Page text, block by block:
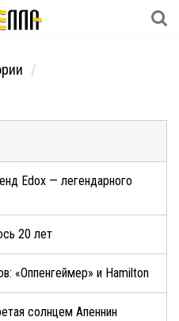
Edox — легендарного
20 лет
«Оппенгеймер» и Hamilton
солнцем Апеннин